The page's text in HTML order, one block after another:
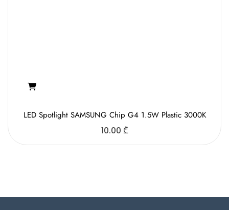
LED Spotlight SAMSUNG Chip G4 1.5W Plastic 3000K
10.00 ₾